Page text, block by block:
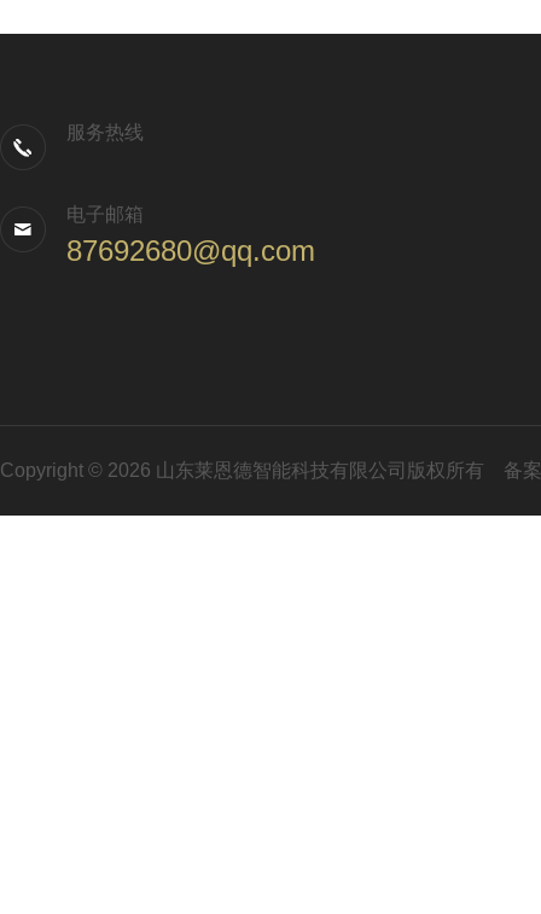
服务热线
电子邮箱
87692680@qq.com
Copyright © 2026 山东莱恩德智能科技有限公司版权所有 备